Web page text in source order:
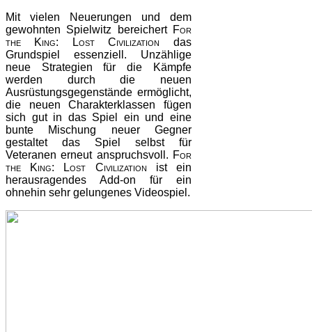
Mit vielen Neuerungen und dem
gewohnten Spielwitz bereichert For
the King: Lost Civilization das
Grundspiel essenziell. Unzählige
neue Strategien für die Kämpfe
werden durch die neuen
Ausrüstungsgegenstände ermöglicht,
die neuen Charakterklassen fügen
sich gut in das Spiel ein und eine
bunte Mischung neuer Gegner
gestaltet das Spiel selbst für
Veteranen erneut anspruchsvoll. For
the King: Lost Civilization ist ein
herausragendes Add-on für ein
ohnehin sehr gelungenes Videospiel.